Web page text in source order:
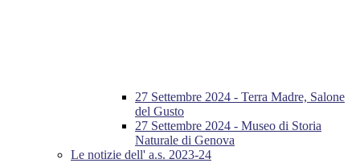
27 Settembre 2024 - Terra Madre, Salone
del Gusto
27 Settembre 2024 - Museo di Storia
Naturale di Genova
Le notizie dell' a.s. 2023-24